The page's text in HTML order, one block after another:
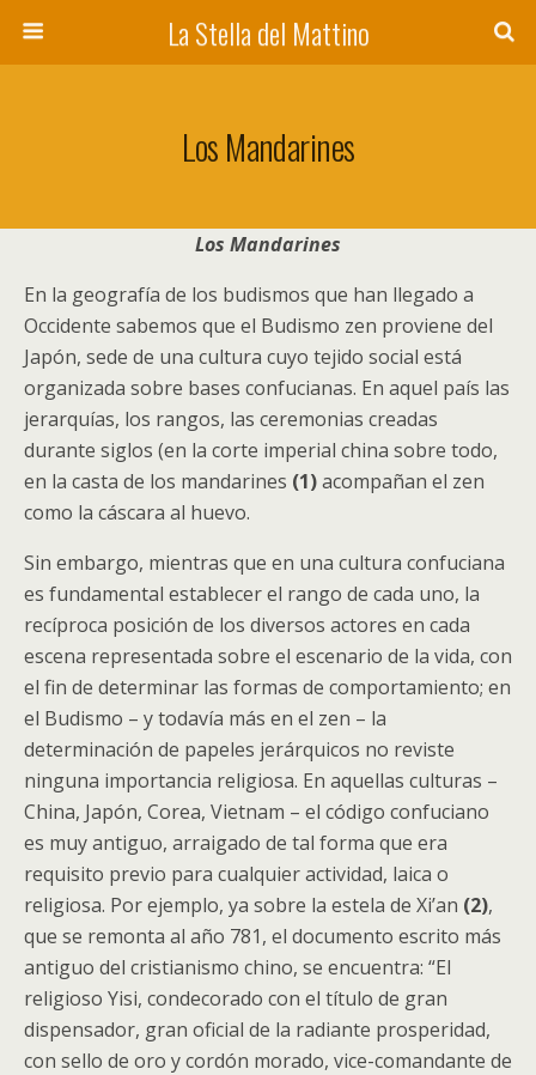
La Stella del Mattino
Los Mandarines
Los Mandarines
En la geografía de los budismos que han llegado a
Occidente sabemos que el Budismo zen proviene del
Japón, sede de una cultura cuyo tejido social está
organizada sobre bases confucianas. En aquel país las
jerarquías, los rangos, las ceremonias creadas
durante siglos (en la corte imperial china sobre todo,
en la casta de los mandarines (1)acompañan el zen
como la cáscara al huevo.
Sin embargo, mientras que en una cultura confuciana
es fundamental establecer el rango de cada uno, la
recíproca posición de los diversos actores en cada
escena representada sobre el escenario de la vida, con
el fin de determinar las formas de comportamiento; en
el Budismo – y todavía más en el zen – la
determinación de papeles jerárquicos no reviste
ninguna importancia religiosa. En aquellas culturas –
China, Japón, Corea, Vietnam – el código confuciano
es muy antiguo, arraigado de tal forma que era
requisito previo para cualquier actividad, laica o
religiosa. Por ejemplo, ya sobre la estela de Xi’an (2),
que se remonta al año 781, el documento escrito más
antiguo del cristianismo chino, se encuentra: “El
religioso Yisi, condecorado con el título de gran
dispensador, gran oficial de la radiante prosperidad,
con sello de oro y cordón morado, vice-comandante de